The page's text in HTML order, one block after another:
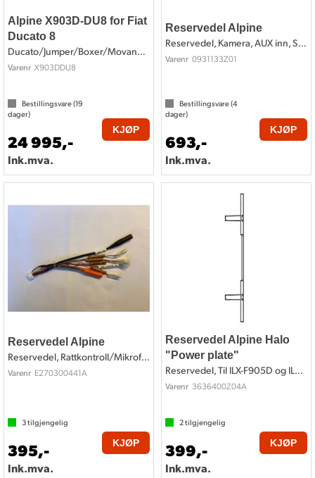
Alpine X903D-DU8 for Fiat
Ducato 8
Ducato/Jumper/Boxer/Movano (2022->)
Varenr X903DDU8
Bestillingsvare (19
dager)
24 995,-
Ink.mva.
KJØP
Reservedel Alpine
Reservedel, Kamera, AUX inn, Speedpulse
Varenr 0931133Z01
Bestillingsvare (4
dager)
693,-
Ink.mva.
KJØP
Reservedel Alpine
Reservedel, Rattkontroll/Mikrofon inn/++
Varenr E270300441A
3tilgjengelig
395,-
Ink.mva.
KJØP
Reservedel Alpine Halo
"Power plate"
Reservedel, Til ILX-F905D og ILX-F115D
Varenr 3636400Z04A
2tilgjengelig
399,-
Ink.mva.
KJØP